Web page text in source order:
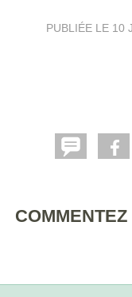
PUBLIÉE LE 10